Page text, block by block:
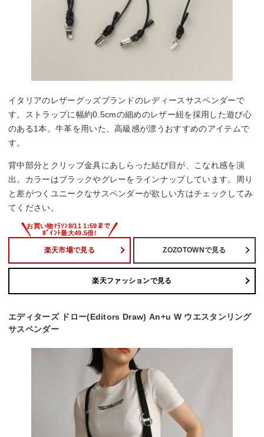
イタリアのレザーグッズブランドのレディースサスペンダーで
す。ストラップに幅約0.5cmの細めのレザー紐を採用した遊び心
のある1本。牛革を用いた、高級感が漂うおすすめのアイテムで
す。
背中部分とクリップ金具にあしらった結び目が、こなれ感を演
出。カラーはブラックやグレーをラインナップしています。周り
と差がつくユニークなサスペンダーが欲しい方はチェックしてみ
てください。
楽天市場で見る ZOZOTOWNで見る
楽天ファッションで見る
エディターズ ドロー(Editors Draw) An+u W ウエスタンリング
サスペンダー